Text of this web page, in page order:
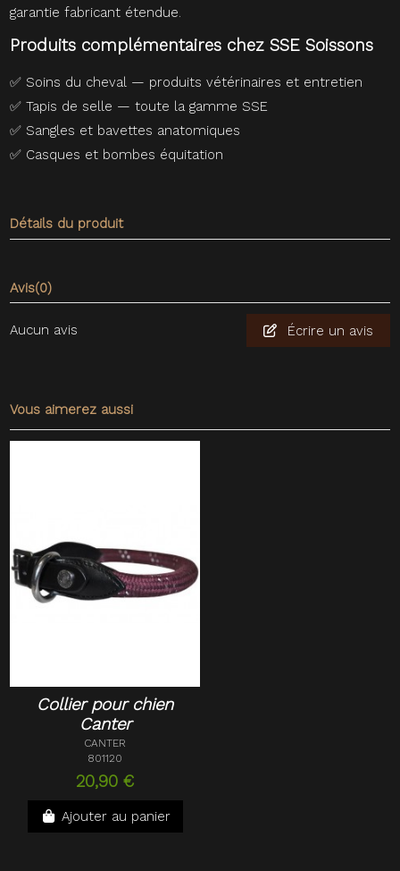
garantie fabricant étendue.
Produits complémentaires chez SSE Soissons
✅ Soins du cheval — produits vétérinaires et entretien
✅Tapis de selle — toute la gamme SSE
✅ Sangles et bavettes anatomiques
✅ Casques et bombes équitation
Détails du produit
Avis(0)
Aucun avis Écrire un avis
Vous aimerez aussi
Collier pour chien
Canter
CANTER
801120
20,90 €
Ajouter au panier